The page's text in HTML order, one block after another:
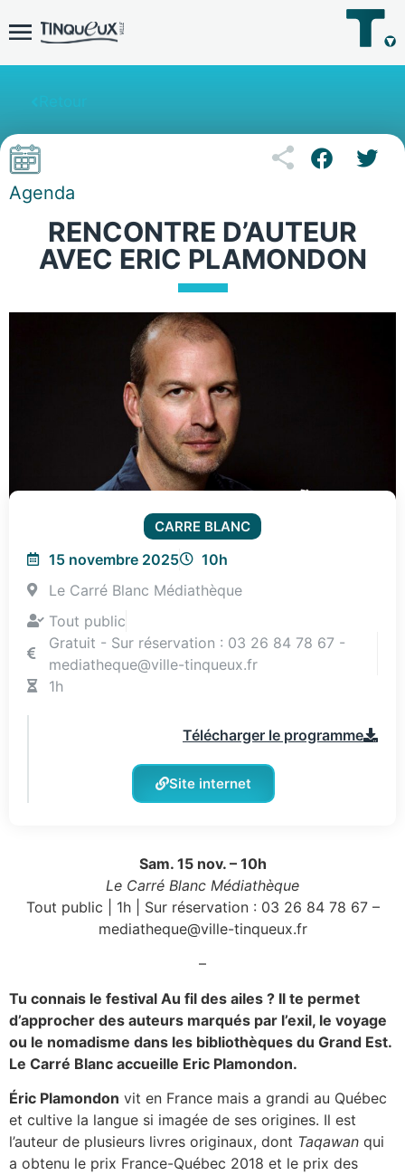
Agenda
RENCONTRE D’AUTEUR
AVEC ERIC PLAMONDON
CARRE BLANC
15 novembre 2025
10h
Le Carré Blanc Médiathèque
Tout public
Gratuit - Sur réservation : 03 26 84 78 67 -
mediatheque@ville-tinqueux.fr
1h
Télécharger le programme
Site internet
Sam. 15 nov. – 10h
Le Carré Blanc Médiathèque
Tout public | 1h | Sur réservation : 03 26 84 78 67 –
mediatheque@ville-tinqueux.fr
–
Tu connais le festival Au fil des ailes ? Il te permet
d’approcher des auteurs marqués par l’exil, le voyage
ou le nomadisme dans les bibliothèques du Grand Est.
Le Carré Blanc accueille Eric Plamondon.
Éric Plamondon vit en France mais a grandi au Québec
et cultive la langue si imagée de ses origines. Il est
l’auteur de plusieurs livres originaux, dont Taqawan qui
a obtenu le prix France-Québec 2018 et le prix des